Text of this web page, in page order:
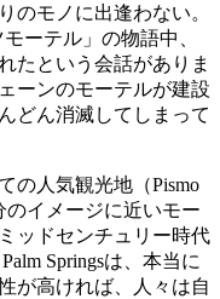
のモノに出逢わない。
ーテル」の物語中、
たという会話がありま
ーンのモーテルが建設
どん消滅してしまって
の人気観光地（Pismo
のイメージに近いモー
ッドセンチュリー時代
Springsは、本当に
が高ければ、人々は自